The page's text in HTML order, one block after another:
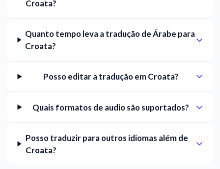
Croata?
Quanto tempo leva a tradução de Árabe para
Croata?
Posso editar a tradução em Croata?
Quais formatos de audio são suportados?
Posso traduzir para outros idiomas além de
Croata?